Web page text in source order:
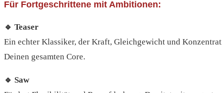
Für Fortgeschrittene mit Ambitionen:
🔹 Teaser
Ein echter Klassiker, der Kraft, Gleichgewicht und
Deinen gesamten Core.
🔹 Saw